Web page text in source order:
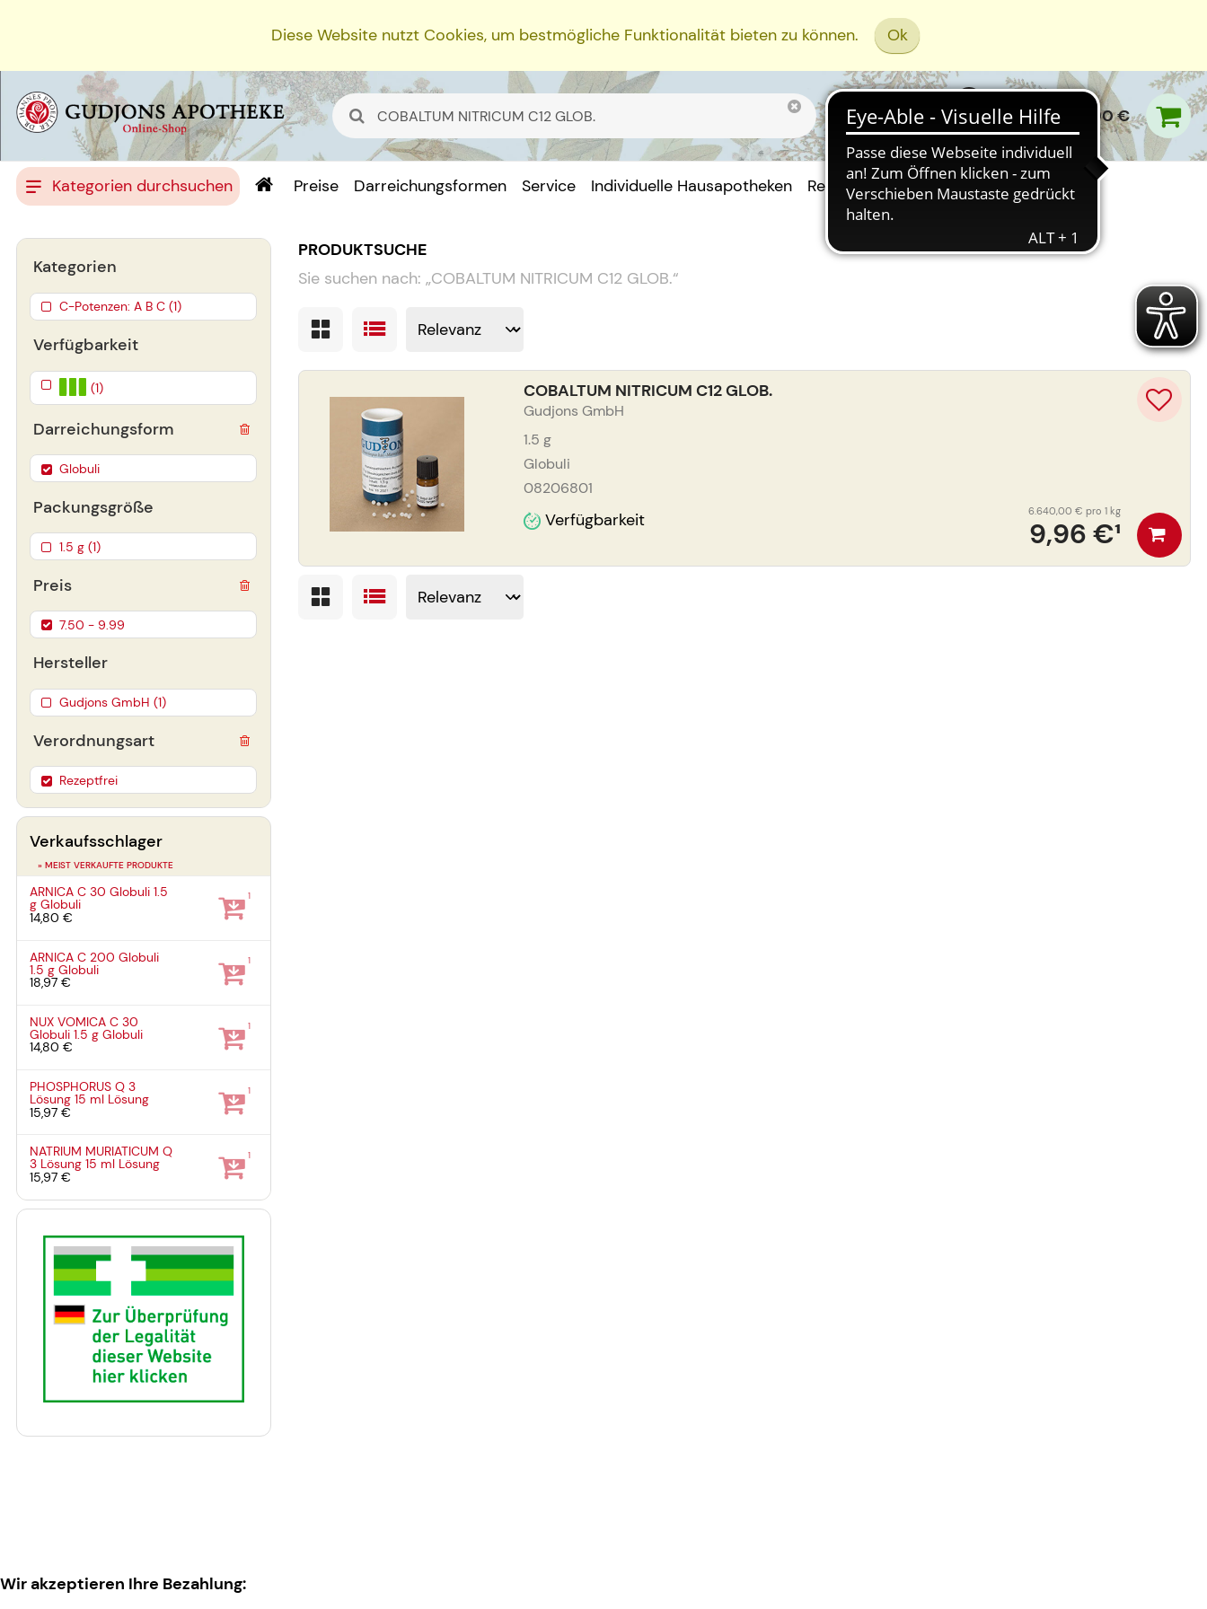
Diese Website nutzt Cookies, um bestmögliche Funktionalität bieten zu können. Ok
0,00 €
Kategorien durchsuchen Preise Darreichungsformen Service Individuelle Hausapotheken Rezept Einreichen
PRODUKTSUCHE
Sie suchen nach: „COBALTUM NITRICUM C12 GLOB.“
COBALTUM NITRICUM C12 GLOB.
Gudjons GmbH
1.5 g
Globuli
08206801
Verfügbarkeit 9,96 €¹
6.640,00 € pro 1 kg
Verfügbarkeit
(1)
Darreichungsform
Globuli
Packungsgröße
1.5 g (1)
Preis
7.50 - 9.99
Hersteller
Gudjons GmbH (1)
Kategorien
C-Potenzen: A B C (1)
Verordnungsart
Rezeptfrei
Verkaufsschlager
» MEIST VERKAUFTE PRODUKTE
ARNICA C 30 Globuli1.5
gGlobuli
14,80 €
1
ARNICA C 200 Globuli
1.5 gGlobuli
18,97 €
1
NUX VOMICA C 30
Globuli1.5 gGlobuli
14,80 €
1
PHOSPHORUS Q 3
Lösung15 ml Lösung
15,97 €
1
NATRIUM MURIATICUM Q
3 Lösung15 ml Lösung
15,97 €
1
Wir akzeptieren Ihre Bezahlung: